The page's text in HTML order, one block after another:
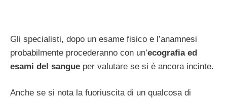
Gli specialisti, dopo un esame fisico e l’anamnesi
probabilmente procederanno con un’ecografia ed
esami del sangue per valutare se si è ancora incinte.
Anche se si nota la fuoriuscita di un qualcosa di